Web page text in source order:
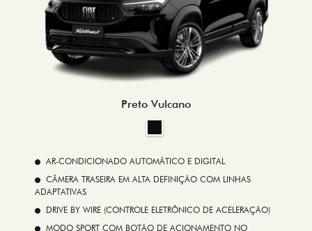
Preto Vulcano
AR-CONDICIONADO AUTOMÁTICO E DIGITAL
CÂMERA TRASEIRA EM ALTA DEFINIÇÃO COM LINHAS
ADAPTATIVAS
DRIVE BY WIRE (CONTROLE ELETRÔNICO DE ACELERAÇÃO)
MODO SPORT COM BOTÃO DE ACIONAMENTO NO